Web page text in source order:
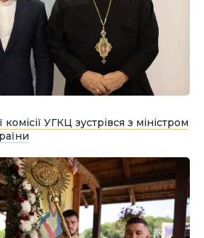
УГКЦ зустрівся з міністром